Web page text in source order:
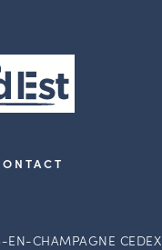
EN-CHAMPAGNE CEDEX